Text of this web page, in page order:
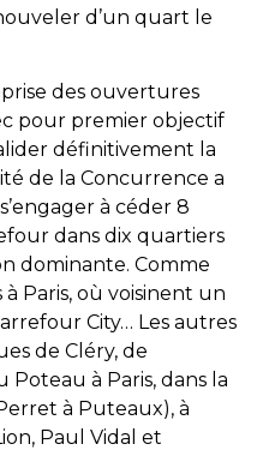
d’un quart le
des ouvertures
pour premier objectif
définitivement la
de la Concurrence a
à céder 8
dans dix quartiers
dominante. Comme
Paris, où voisinent un
City… Les autres
de Cléry, de
à Paris, dans la
à Puteaux), à
Paul Vidal et